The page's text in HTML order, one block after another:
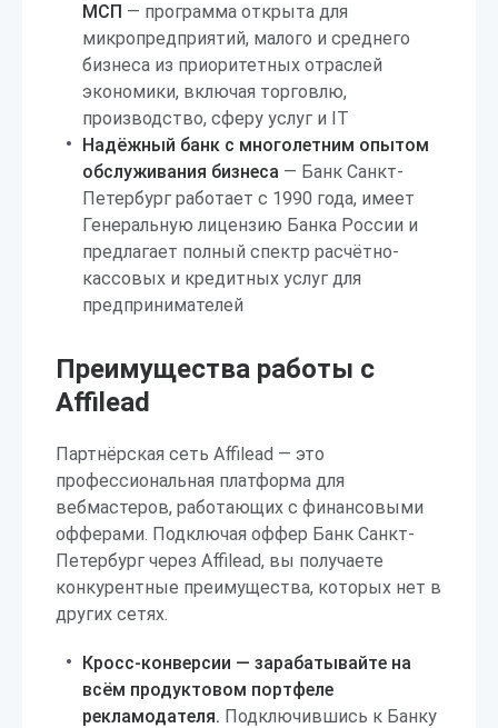
МСП — программа открыта для
микропредприятий, малого и среднего
бизнеса из приоритетных отраслей
экономики, включая торговлю,
производство, сферу услуг и IT
Надёжный банк с многолетним опытом
обслуживания бизнеса — Банк Санкт-
Петербург работает с 1990 года, имеет
Генеральную лицензию Банка России и
предлагает полный спектр расчётно-
кассовых и кредитных услуг для
предпринимателей
Преимущества работы с
Affilead
Партнёрская сеть Affilead — это
профессиональная платформа для
вебмастеров, работающих с финансовыми
офферами. Подключая оффер Банк Санкт-
Петербург через Affilead, вы получаете
конкурентные преимущества, которых нет в
других сетях.
Кросс-конверсии — зарабатывайте на
всём продуктовом портфеле
рекламодателя. Подключившись к Банку